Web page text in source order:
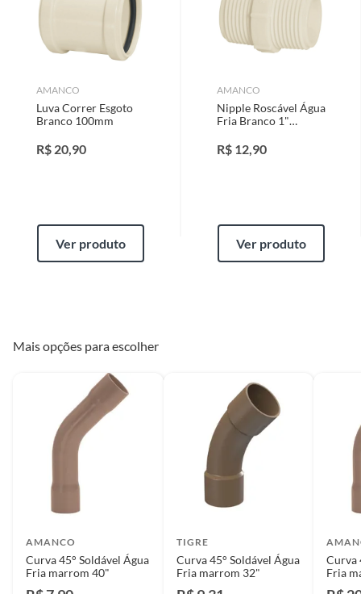
AMANCO
Luva Correr Esgoto
Branco 100mm
R$ 20,90
Ver produto
AMANCO
Nipple Roscável Água
Fria Branco 1"
R$ 12,90
Ver produto
Mais opções para escolher
AMANCO
Curva 45° Soldável Água
Fria marrom 40"
TIGRE
Curva 45° Soldável Água
Fria marrom 32"
Curva
Fria